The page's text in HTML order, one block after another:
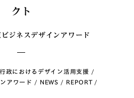
クト
ジネスデザインアワード
政におけるデザイン活用支援
アワード
NEWS REPORT